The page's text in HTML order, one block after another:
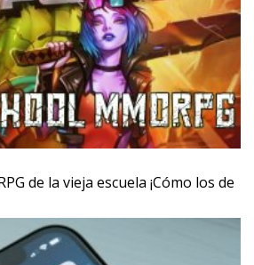
de la vieja escuela ¡Cómo los de